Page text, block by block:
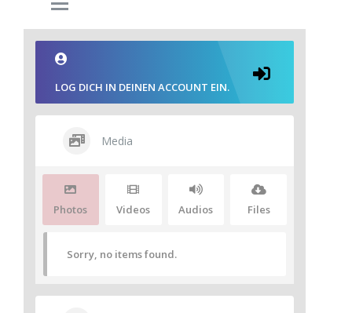
LOG DICH IN DEINEN ACCOUNT EIN.
Media
Photos Videos Audios Files
Sorry, no items found.